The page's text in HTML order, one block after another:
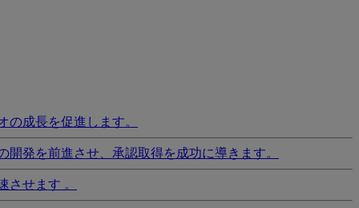
成長を促進します。
発を前進させ、承認取得を成功に導きます。
せます 。